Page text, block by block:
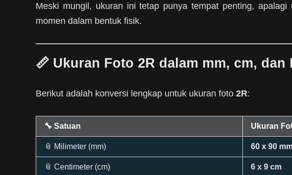
Meski mungil, ukuran ini tetap punya tempat penting,
momen dalam bentuk fisik.
📏 Ukuran Foto 2R dalam mm, cm, dan
Berikut adalah konversi lengkap untuk ukuran foto 2R:
🔧 Satuan Ukuran
📎 Milimeter (mm) 60 x 90
📎 Centimeter (cm) 6 x 9 cm